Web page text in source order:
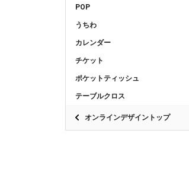
POP
うちわ
カレンダー
チケット
ポケットティッシュ
テーブルクロス
オンラインデザイントップ